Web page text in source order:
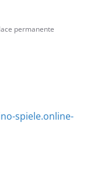
permanente
spiele.online-